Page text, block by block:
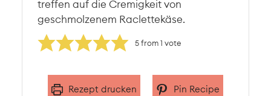
treffen auf die Cremigkeit von
geschmolzenem Raclettekäse.
5from 1 vote
Rezept drucken Pin Recipe